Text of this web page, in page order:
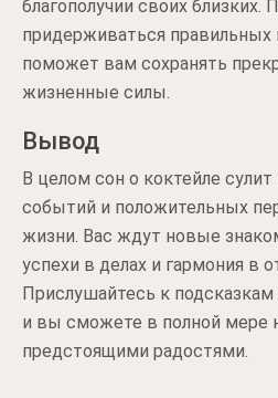
благополучии своих близких.
придерживаться
поможет вам сохранять
жизненные силы.
Вывод
В целом сон о коктейле
событий и положительных
жизни. Вас ждут новые
успехи в делах и гармония в
Прислушайтесь к
и вы сможете в полной мере
предстоящими радостями.